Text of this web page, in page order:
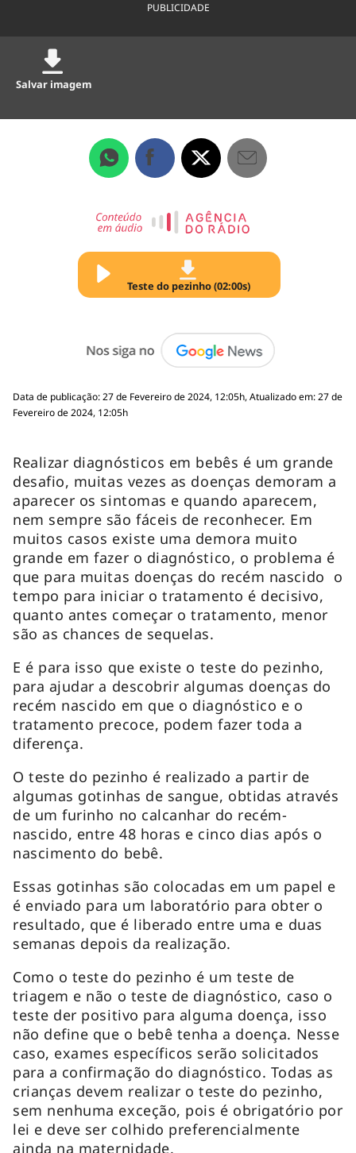
PUBLICIDADE
Salvar imagem
Teste do pezinho (02:00s)
Data de publicação: 27 de Fevereiro de 2024, 12:05h, Atualizado em: 27 de
Fevereiro de 2024, 12:05h
Realizar diagnósticos em bebês é um grande
desafio, muitas vezes as doenças demoram a
aparecer os sintomas e quando aparecem,
nem sempre são fáceis de reconhecer. Em
muitos casos existe uma demora muito
grande em fazer o diagnóstico, o problema é
que para muitas doenças do recém nascido o
tempo para iniciar o tratamento é decisivo,
quanto antes começar o tratamento, menor
são as chances de sequelas.
E é para isso que existe o teste do pezinho,
para ajudar a descobrir algumas doenças do
recém nascido em que o diagnóstico e o
tratamento precoce, podem fazer toda a
diferença.
O teste do pezinho é realizado a partir de
algumas gotinhas de sangue, obtidas através
de um furinho no calcanhar do recém-
nascido, entre 48 horas e cinco dias após o
nascimento do bebê.
Essas gotinhas são colocadas em um papel e
é enviado para um laboratório para obter o
resultado, que é liberado entre uma e duas
semanas depois da realização.
Como o teste do pezinho é um teste de
triagem e não o teste de diagnóstico, caso o
teste der positivo para alguma doença, isso
não define que o bebê tenha a doença. Nesse
caso, exames específicos serão solicitados
para a confirmação do diagnóstico. Todas as
crianças devem realizar o teste do pezinho,
sem nenhuma exceção, pois é obrigatório por
lei e deve ser colhido preferencialmente
ainda na maternidade.